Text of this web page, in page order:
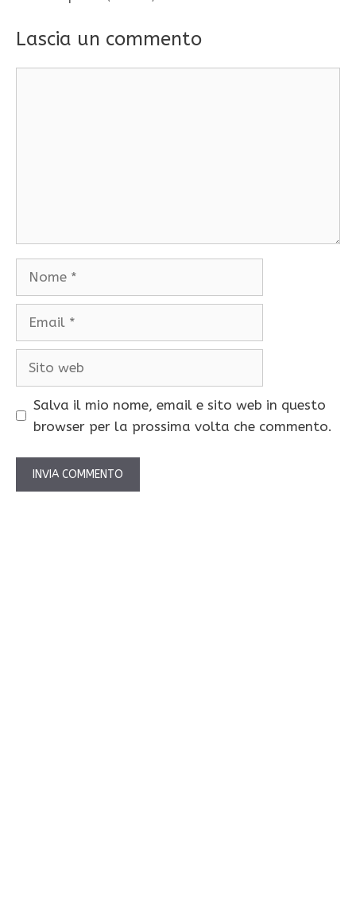
Lascia un commento
Salva il mio nome, email e sito web in questo
browser per la prossima volta che commento.